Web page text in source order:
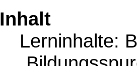
Inhalt
Lerninhalte: